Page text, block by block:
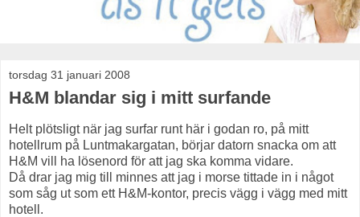
torsdag 31 januari 2008
H&M blandar sig i mitt surfande
Helt plötsligt när jag surfar runt här i godan ro, på mitt
hotellrum på Luntmakargatan, börjar datorn snacka om att
H&M vill ha lösenord för att jag ska komma vidare.
Då drar jag mig till minnes att jag i morse tittade in i något
som såg ut som ett H&M-kontor, precis vägg i vägg med mitt
hotell.